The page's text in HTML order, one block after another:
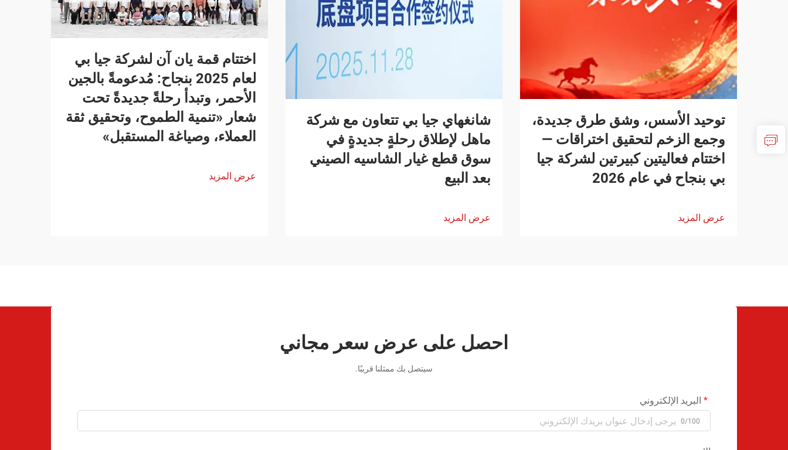
توحيد الأسس، وشق طرق جديدة،
وجمع الزخم لتحقيق اختراقات —
اختتام فعاليتين كبيرتين لشركة جيا
بي بنجاح في عام 2026
عرض المزيد
شانغهاي جيا بي تتعاون مع شركة
ماهل لإطلاق رحلةٍ جديدةٍ في
سوق قطع غيار الشاسيه الصيني
بعد البيع
عرض المزيد
اختتام قمة يان آن لشركة جيا بي
لعام 2025 بنجاح: مُدعومةً بالجين
الأحمر، وتبدأ رحلةً جديدةً تحت
شعار «تنمية الطموح، وتحقيق ثقة
العملاء، وصياغة المستقبل»
عرض المزيد
احصل على عرض سعر مجاني
سيتصل بك ممثلنا قريبًا.
البريد الإلكتروني
0/100